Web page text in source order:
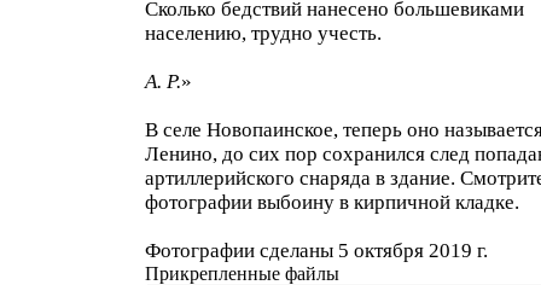
Сколько бедствий нанесено большевиками
населению, трудно учесть.
А. Р.»
В селе Новопаинское, теперь оно
Ленино, до сих пор сохранился след
артиллерийского снаряда в здание.
фотографии выбоину в кирпичной кладке.
Фотографии сделаны 5 октября 2019 г.
Прикрепленные файлы